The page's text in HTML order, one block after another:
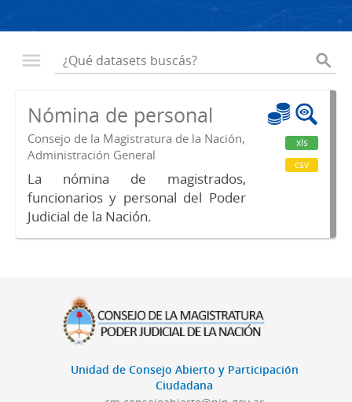
Nómina de personal
Consejo de la Magistratura de la Nación,
Administración General
La nómina de magistrados,
funcionarios y personal del Poder
Judicial de la Nación.
xls
csv
Unidad de Consejo Abierto y Participación
Ciudadana